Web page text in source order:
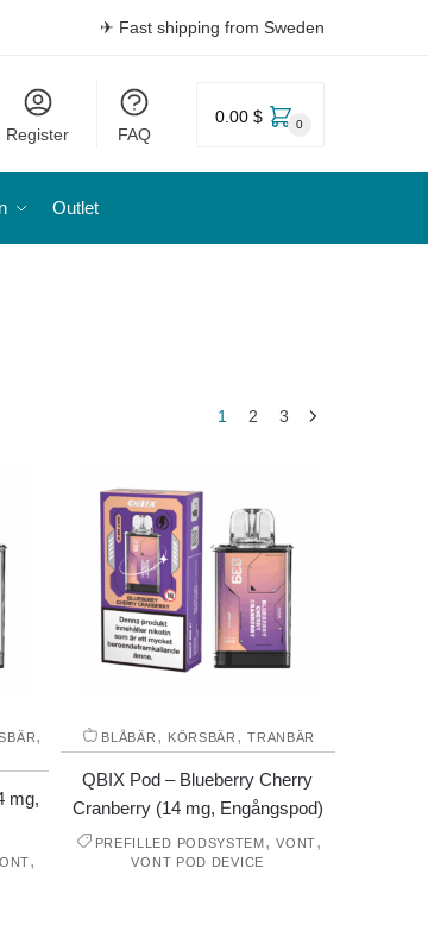
✈ Fast shipping from Sweden
Register FAQ
0.00 $ 0
Outlet
1 2 3
,
mg,
,
BLÅBÄR , KÖRSBÄR ,TRANBÄR
QBIX Pod – Blueberry Cherry
Cranberry (14 mg, Engångspod)
PREFILLED PODSYSTEM,VONT,
VONT POD DEVICE